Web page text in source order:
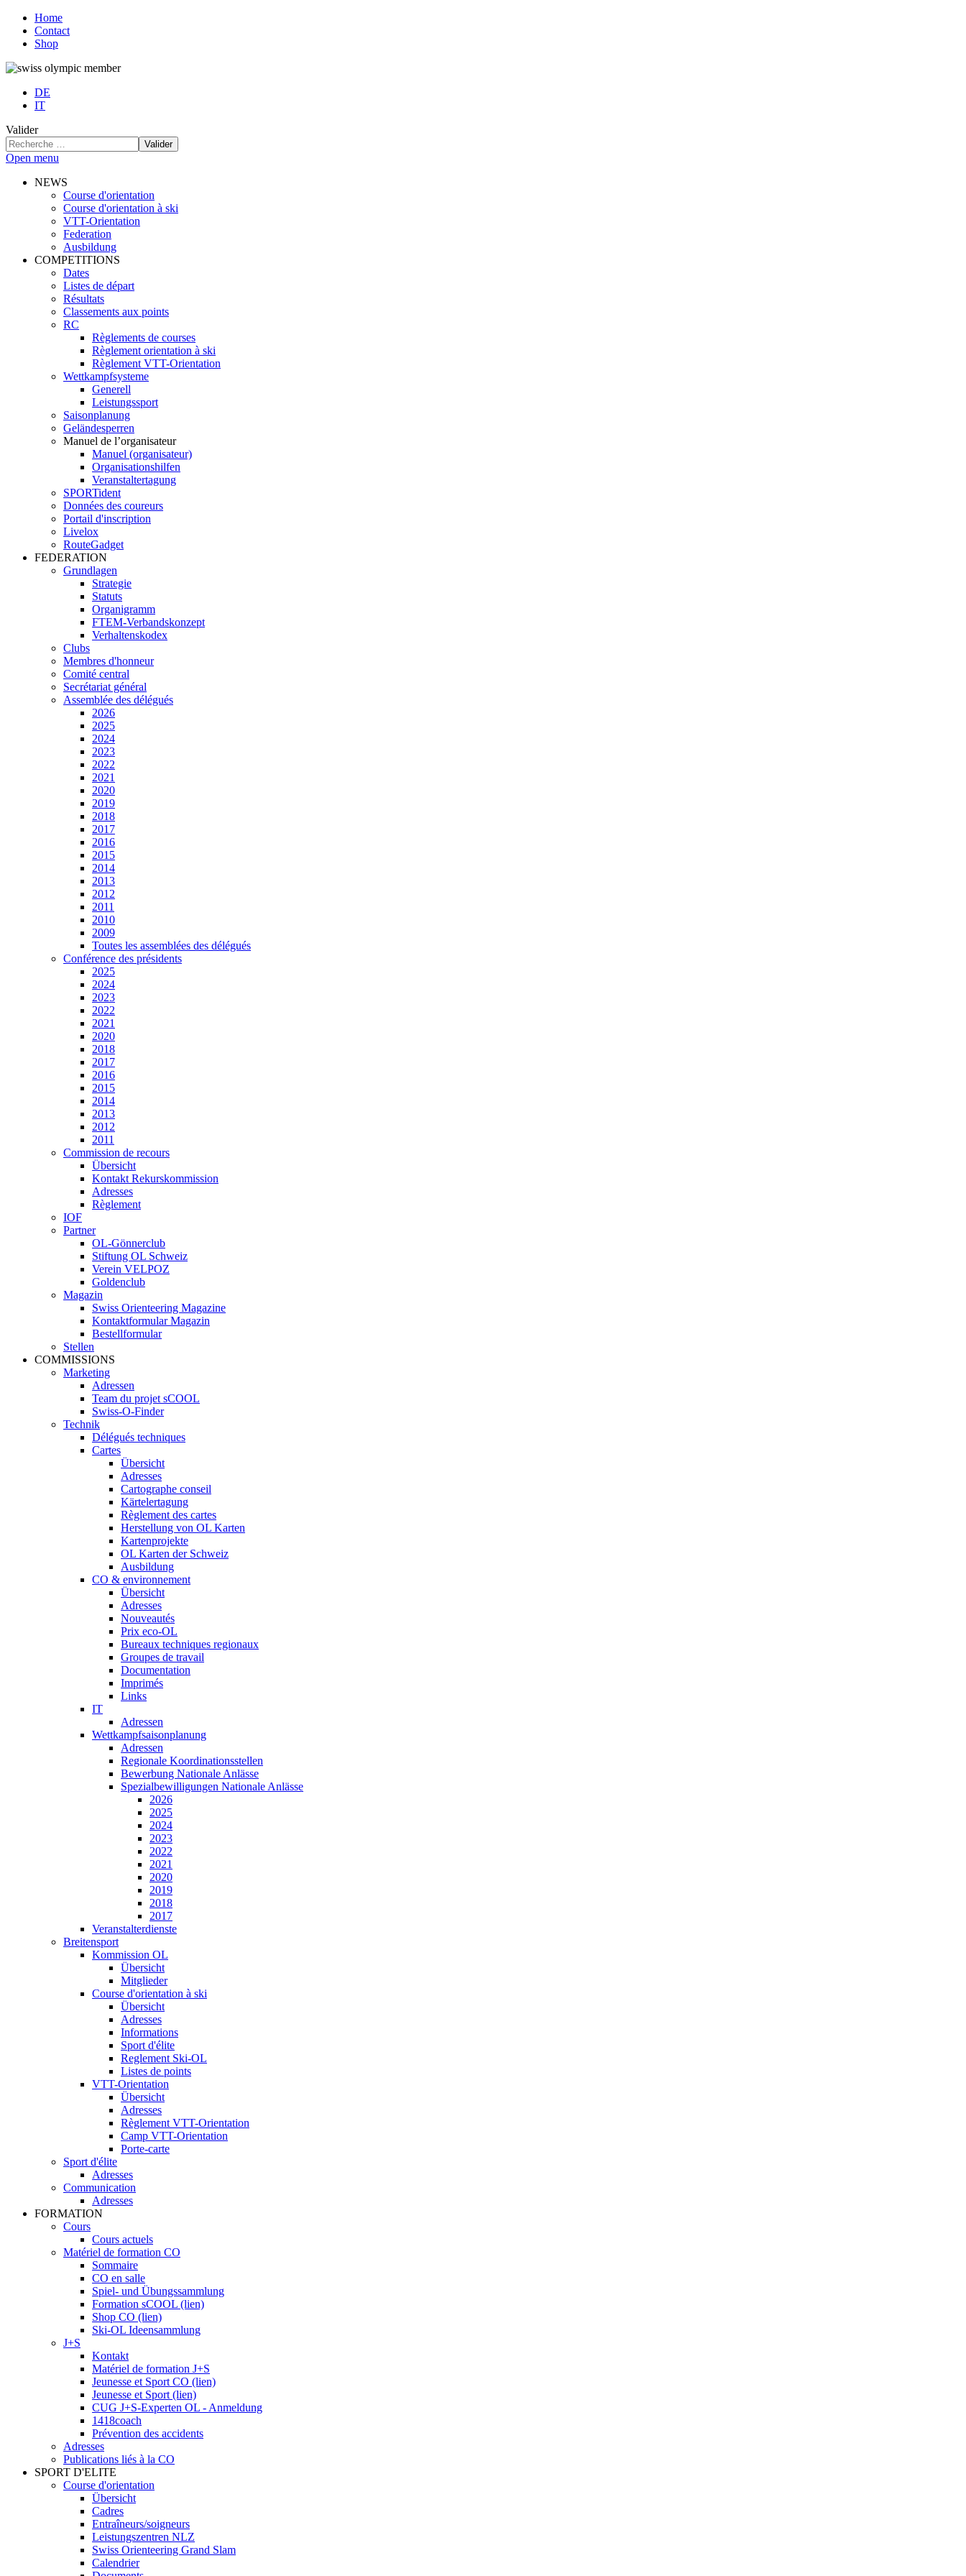
Home
Contact
Shop
DE
IT
Valider
Valider
Open menu
NEWS
Course d'orientation
Course d'orientation à ski
VTT-Orientation
Federation
Ausbildung
COMPETITIONS
Dates
Listes de départ
Résultats
Classements aux points
RC
Règlements de courses
Règlement orientation à ski
Règlement VTT-Orientation
Wettkampfsysteme
Generell
Leistungssport
Saisonplanung
Geländesperren
Manuel de l’organisateur
Manuel (organisateur)
Organisationshilfen
Veranstaltertagung
SPORTident
Données des coureurs
Portail d'inscription
Livelox
RouteGadget
FEDERATION
Grundlagen
Strategie
Statuts
Organigramm
FTEM-Verbandskonzept
Verhaltenskodex
Clubs
Membres d'honneur
Comité central
Secrétariat général
Assemblée des délégués
2026
2025
2024
2023
2022
2021
2020
2019
2018
2017
2016
2015
2014
2013
2012
2011
2010
2009
Toutes les assemblées des délégués
Conférence des présidents
2025
2024
2023
2022
2021
2020
2018
2017
2016
2015
2014
2013
2012
2011
Commission de recours
Übersicht
Kontakt Rekurskommission
Adresses
Règlement
IOF
Partner
OL-Gönnerclub
Stiftung OL Schweiz
Verein VELPOZ
Goldenclub
Magazin
Swiss Orienteering Magazine
Kontaktformular Magazin
Bestellformular
Stellen
COMMISSIONS
Marketing
Adressen
Team du projet sCOOL
Swiss-O-Finder
Technik
Délégués techniques
Cartes
Übersicht
Adresses
Cartographe conseil
Kärtelertagung
Règlement des cartes
Herstellung von OL Karten
Kartenprojekte
OL Karten der Schweiz
Ausbildung
CO & environnement
Übersicht
Adresses
Nouveautés
Prix eco-OL
Bureaux techniques regionaux
Groupes de travail
Documentation
Imprimés
Links
IT
Adressen
Wettkampfsaisonplanung
Adressen
Regionale Koordinationsstellen
Bewerbung Nationale Anlässe
Spezialbewilligungen Nationale Anlässe
2026
2025
2024
2023
2022
2021
2020
2019
2018
2017
Veranstalterdienste
Breitensport
Kommission OL
Übersicht
Mitglieder
Course d'orientation à ski
Übersicht
Adresses
Informations
Sport d'élite
Reglement Ski-OL
Listes de points
VTT-Orientation
Übersicht
Adresses
Règlement VTT-Orientation
Camp VTT-Orientation
Porte-carte
Sport d'élite
Adresses
Communication
Adresses
FORMATION
Cours
Cours actuels
Matériel de formation CO
Sommaire
CO en salle
Spiel- und Übungssammlung
Formation sCOOL (lien)
Shop CO (lien)
Ski-OL Ideensammlung
J+S
Kontakt
Matériel de formation J+S
Jeunesse et Sport CO (lien)
Jeunesse et Sport (lien)
CUG J+S-Experten OL - Anmeldung
1418coach
Prévention des accidents
Adresses
Publications liés à la CO
SPORT D'ELITE
Course d'orientation
Übersicht
Cadres
Entraîneurs/soigneurs
Leistungszentren NLZ
Swiss Orienteering Grand Slam
Calendrier